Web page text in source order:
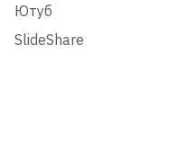
Ютуб
SlideShare